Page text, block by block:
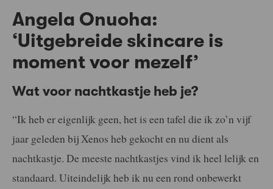
Angela Onuoha:
‘Uitgebreide skincare is
moment voor mezelf’
Wat voor nachtkastje heb je?
“Ik heb er eigenlijk geen, het is een tafel die ik zo’n vijf
jaar geleden bij Xenos heb gekocht en nu dient als
nachtkastje. De meeste nachtkastjes vind ik heel lelijk en
standaard. Uiteindelijk heb ik nu een rond onbewerkt